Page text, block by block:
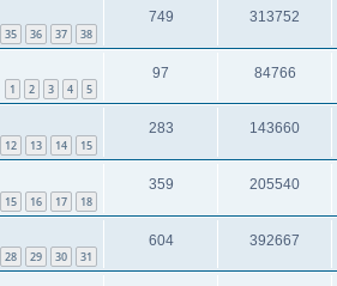
35 36 37 38
749 313752
1 2 3 4 5
97 84766
12 13 14 15
283 143660
15 16 17 18
359 205540
28 29 30 31
604 392667